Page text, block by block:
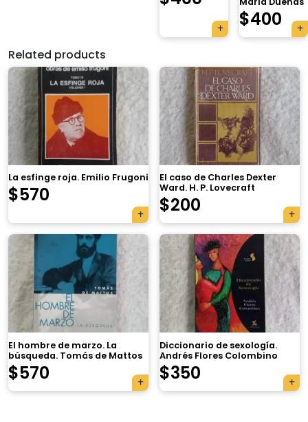
$400
Related products
La esfinge roja. Emilio Frugoni
$570
El caso de Charles Dexter
Ward. H. P. Lovecraft
$200
El hombre de marzo. La
búsqueda. Tomás de Mattos
$570
Diccionario de sexología.
Andrés Flores Colombino
$350
×
Tu carrito está vacío.
Agregá un producto y aparecerá acá
automáticamente.